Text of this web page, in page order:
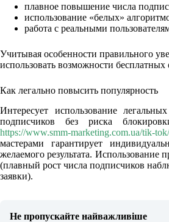
плавное повышение числа
использование «белых»
работа с реальными
Учитывая особенности правильного
использовать возможности бесплатных
Как легально повысить популярность
Интересует использование
подписчиков без риска
https://www.smm-marketing.com.ua/tik-
мастерами гарантирует
желаемого результата. Использование
(плавный рост числа подписчиков
заявки).
Не пропускайте найважливіше